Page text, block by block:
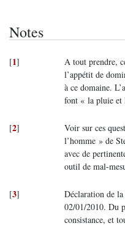
Notes
[1]
A tout prendre,
l’appétit de
à ce domaine.
font « la pluie et
[2]
Voir sur ces
l’homme » de
avec de
outil de mal-
[3]
Déclaration de la
02/01/2010. Du
consistance, et